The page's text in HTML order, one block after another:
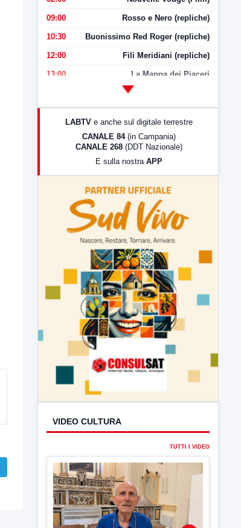
09:00 Rosso e Nero (repliche)
10:30 Buonissimo Red Roger (repliche)
12:00 Fili Meridiani (repliche)
13:00 La Mappa dei Piaceri
LabNews (Diretta)
LabNews (replica)
LABTV e anche sul digitale terrestre
CANALE 84 (in Campania)
CANALE 268 (DDT Nazionale)
E sulla nostra APP
VIDEO CULTURA
TUTTI I VIDEO